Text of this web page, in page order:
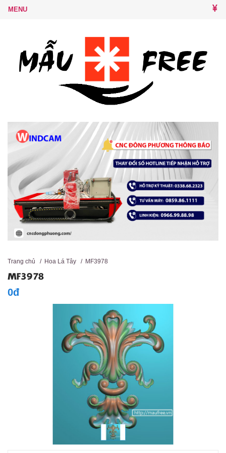
Trang chủ / Hoa Lá Tây / MF3978
MF3978
0đ